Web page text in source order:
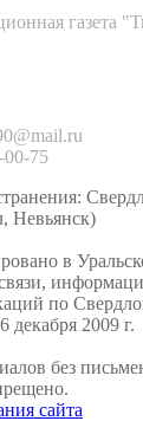
газета
00-75
Невьянск)
в
по
2009 г.
без
сайта